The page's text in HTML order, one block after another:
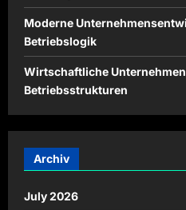
Moderne
Betriebslogik
Wirtschaftliche
Betriebsstrukturen
Archiv
July 2026